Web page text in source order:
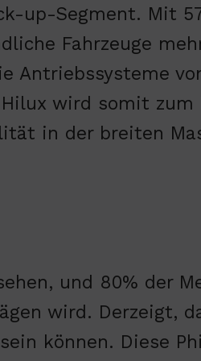
up-Segment. Mit
Fahrzeuge
Antriebssysteme
wird somit zum
in der breiten
und 80% der
wird. Derzeigt,
können. Diese